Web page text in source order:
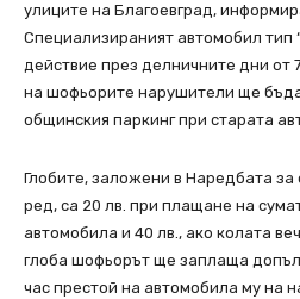
улиците на Благоевград,
Специализираният автомобил тип
действие през делничните дни от
на шофьорите нарушители ще
общинския паркинг при старата
Глобите, заложени в Наредбата
ред, са 20 лв. при плащане на
автомобила и 40 лв., ако колата
глоба шофьорът ще заплаща
час престой на автомобила му на